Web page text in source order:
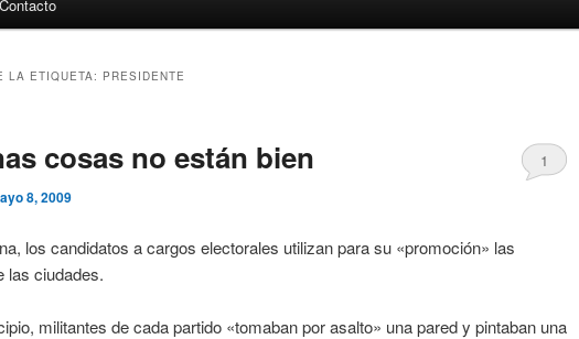
Contacto
LA ETIQUETA: PRESIDENTE
cosas no están bien
8, 2009
1
los candidatos a cargos electorales utilizan para su «promoción» las
las ciudades.
militantes de cada partido «tomaban por asalto» una pared y pintaban una